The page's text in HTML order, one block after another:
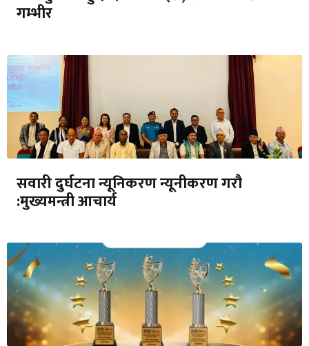
गम्भीर
सवारी दुर्घटना न्यूनिकरण न्यूनीकरण गरौ
:मुख्यमन्त्री आचार्य